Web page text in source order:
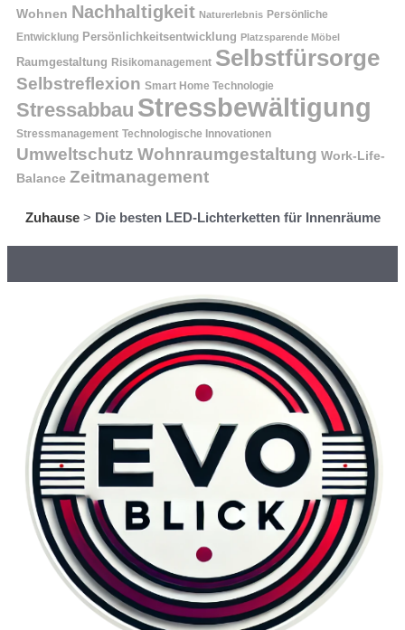
Wohnen Nachhaltigkeit Naturerlebnis Persönliche
Entwicklung Persönlichkeitsentwicklung Platzsparende Möbel
Raumgestaltung Risikomanagement Selbstfürsorge
Selbstreflexion Smart Home Technologie
Stressabbau Stressbewältigung
Stressmanagement Technologische Innovationen
Umweltschutz Wohnraumgestaltung Work-Life-
Balance Zeitmanagement
Zuhause> Die besten LED-Lichterketten für Innenräume